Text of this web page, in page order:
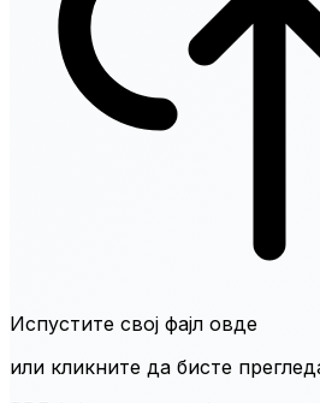
Испустите свој фајл овде
или кликните да бисте